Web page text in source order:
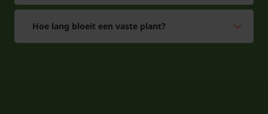
Hoe lang bloeit een vaste plant?